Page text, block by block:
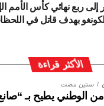
إلى ربع نهائي كأس الأمم
بهدف قاتل في
الأكثر قراءة
سنتين مضت
الوطني يطيح بـ